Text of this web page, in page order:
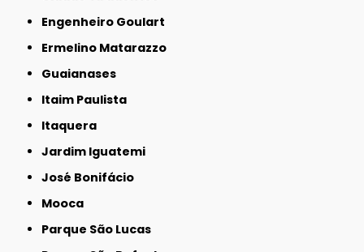
Engenheiro Goulart
Ermelino Matarazzo
Guaianases
Itaim Paulista
Itaquera
Jardim Iguatemi
José Bonifácio
Mooca
Parque São Lucas